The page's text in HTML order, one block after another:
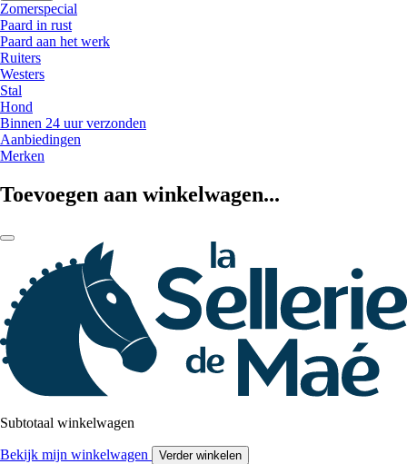
Zomerspecial
Paard in rust
Paard aan het werk
Ruiters
Westers
Stal
Hond
Binnen 24 uur verzonden
Aanbiedingen
Merken
Toevoegen aan winkelwagen...
Subtotaal winkelwagen
Bekijk mijn winkelwagen Verder winkelen